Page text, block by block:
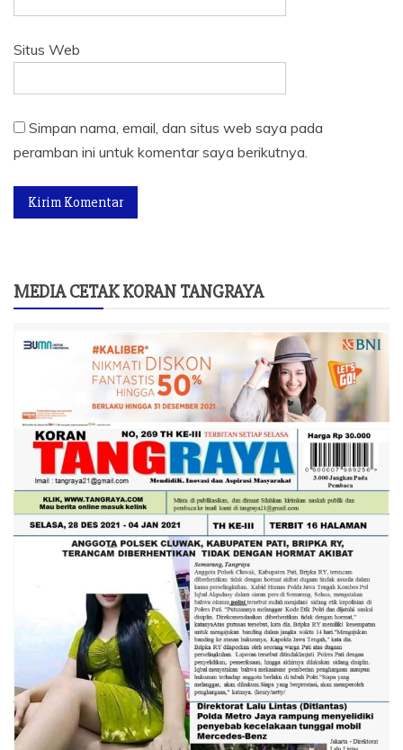
Situs Web
Simpan nama, email, dan situs web saya pada
peramban ini untuk komentar saya berikutnya.
MEDIA CETAK KORAN TANGRAYA